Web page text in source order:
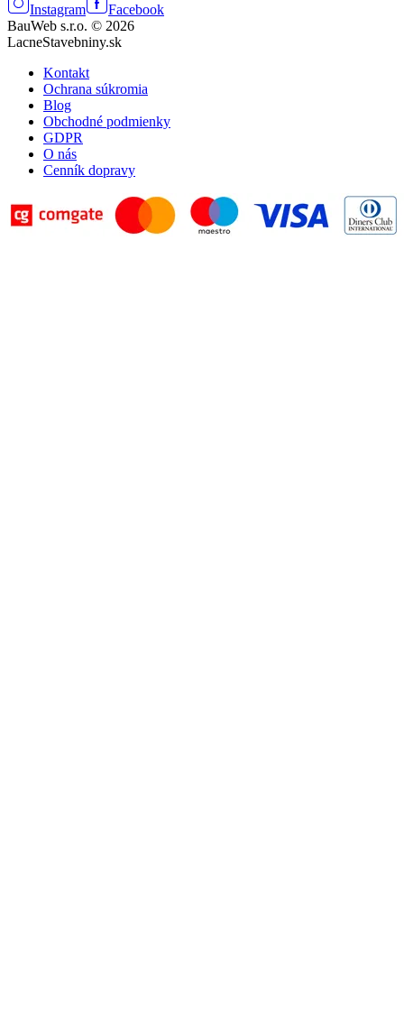
Instagram
Facebook
BauWeb s.r.o. © 2026
LacneStavebniny.sk
Kontakt
Ochrana súkromia
Blog
Obchodné podmienky
GDPR
O nás
Cenník dopravy